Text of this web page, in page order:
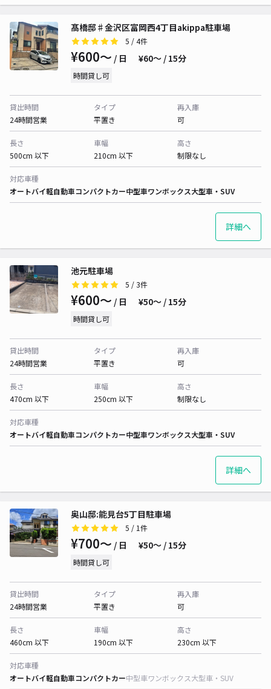
髙橋邸♯金沢区富岡西4丁目akippa駐車場
5 / 4件
¥600〜 / 日 ¥60〜 / 15分
時間貸し可
貸出時間
24時間営業
タイプ
平置き
再入庫
可
長さ
500cm 以下
車幅
210cm 以下
高さ
制限なし
対応車種
オートバイ軽自動車コンパクトカー中型車ワンボックス大型車・SUV
詳細へ
池元駐車場
5 / 3件
¥600〜 / 日 ¥50〜 / 15分
時間貸し可
貸出時間
24時間営業
タイプ
平置き
再入庫
可
長さ
470cm 以下
車幅
250cm 以下
高さ
制限なし
対応車種
オートバイ軽自動車コンパクトカー中型車ワンボックス大型車・SUV
詳細へ
奥山邸:能見台5丁目駐車場
5 / 1件
¥700〜 / 日 ¥50〜 / 15分
時間貸し可
貸出時間
24時間営業
タイプ
平置き
再入庫
可
長さ
460cm 以下
車幅
190cm 以下
高さ
230cm 以下
対応車種
オートバイ軽自動車コンパクトカー中型車ワンボックス大型車・SUV